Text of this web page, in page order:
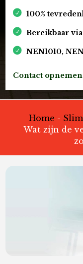
100%
Bereikbaar via
NEN1010,
Contact
Home -
Wat zijn de